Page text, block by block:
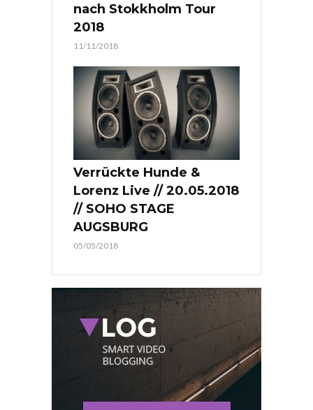
nach Stokkholm Tour
2018
11/11/2018
Verrückte Hunde &
Lorenz Live // 20.05.2018
// SOHO STAGE
AUGSBURG
05/05/2018